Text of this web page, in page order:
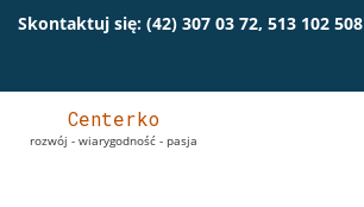
Skontaktuj się: (42) 307 03 72, 513 102 508
Centerko
rozwój - wiarygodność - pasja